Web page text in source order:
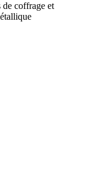
de coffrage et